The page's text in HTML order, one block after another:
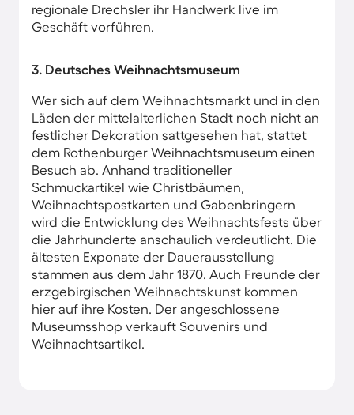
regionale Drechsler ihr Handwerk live im
Geschäft vorführen.
3. Deutsches Weihnachtsmuseum
Wer sich auf dem Weihnachtsmarkt und in den
Läden der mittelalterlichen Stadt noch nicht an
festlicher Dekoration sattgesehen hat, stattet
dem Rothenburger Weihnachtsmuseum einen
Besuch ab. Anhand traditioneller
Schmuckartikel wie Christbäumen,
Weihnachtspostkarten und Gabenbringern
wird die Entwicklung des Weihnachtsfests über
die Jahrhunderte anschaulich verdeutlicht. Die
ältesten Exponate der Dauerausstellung
stammen aus dem Jahr 1870. Auch Freunde der
erzgebirgischen Weihnachtskunst kommen
hier auf ihre Kosten. Der angeschlossene
Museumsshop verkauft Souvenirs und
Weihnachtsartikel.